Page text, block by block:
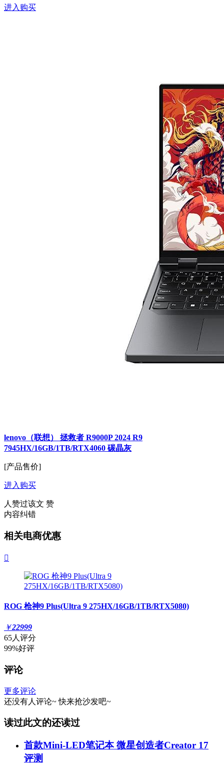
进入购买
lenovo（联想） 拯救者 R9000P 2024 R9
7945HX/16GB/1TB/RTX4060 碳晶灰
[产品售价]
进入购买
人赞过该文 赞
内容纠错
相关电商优惠

ROG 枪神9 Plus(Ultra 9 275HX/16GB/1TB/RTX5080)
￥22999
65人评分
99%好评
评论
更多评论
还没有人评论~ 快来抢沙发吧~
读过此文的还读过
首款Mini-LED笔记本 微星创造者Creator 17
评测